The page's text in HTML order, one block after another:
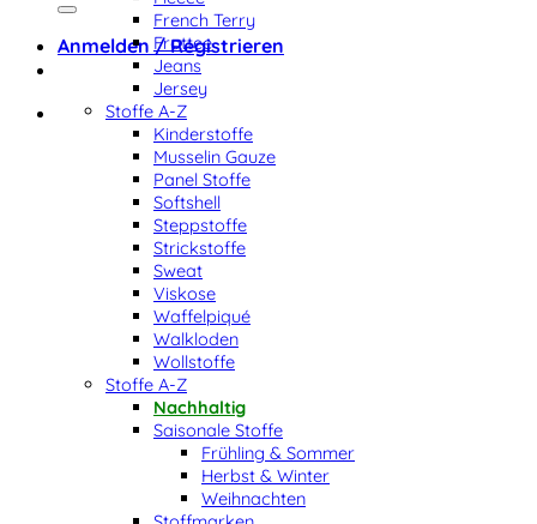
Anmelden / Registrieren
French Terry
Frottee
Jeans
Jersey
Stoffe A-Z
Kinderstoffe
Musselin Gauze
Panel Stoffe
Softshell
Steppstoffe
Strickstoffe
Sweat
Viskose
Waffelpiqué
Walkloden
Wollstoffe
Stoffe A-Z
Nachhaltig
Saisonale Stoffe
Frühling & Sommer
Herbst & Winter
Weihnachten